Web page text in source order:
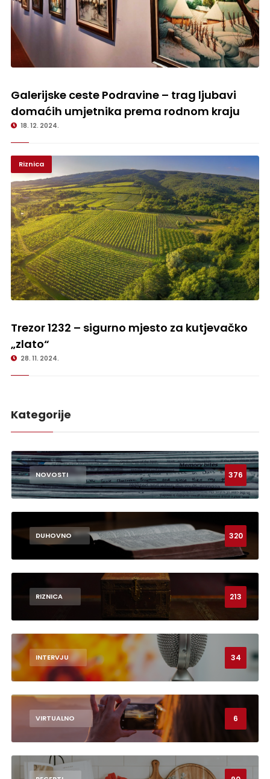
rodnom kraju
Galerijske ceste Podravine – trag ljubavi
domaćih umjetnika prema rodnom kraju
18. 12. 2024.
Riznica
Trezor 1232 – sigurno mjesto za kutjevačko „zlato“
Trezor 1232 – sigurno mjesto za kutjevačko
„zlato“
28. 11. 2024.
Kategorije
NOVOSTI 376
DUHOVNO 320
RIZNICA 213
INTERVJU 34
VIRTUALNO 6